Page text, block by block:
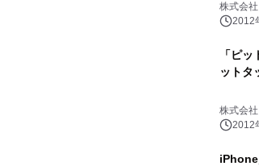
株式会
2012
「ピ
ットタ
株式会
2012